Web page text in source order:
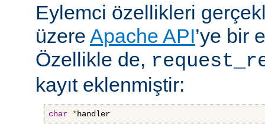
Eylemci özellikleri
üzere Apache API’ye bir
Özellikle de,
kayıt eklenmiştir:
char *handler